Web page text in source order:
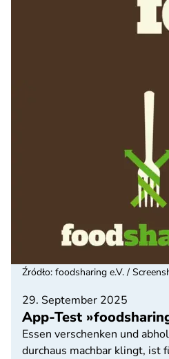
29. September 2025
App-Test
Essen verschenken und
durchaus machbar klingt, ist
Źródło: foodsharing e.V. /